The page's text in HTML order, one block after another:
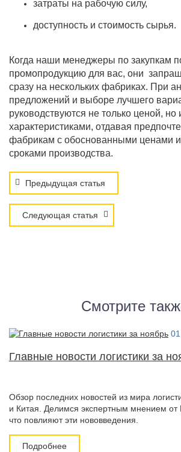
затраты на рабочую силу,
доступность и стоимость сырья.
Когда наши менеджеры по закупкам
промопродукцию для вас, они
сразу на нескольких фабриках. При
предложений и выборе лучшего
руководствуются не только ценой, но
характеристиками, отдавая
фабрикам с обоснованными ценами
сроками производства.
Предыдущая статья
Следующая статья
Смотрите
Главные новости логистики за
Обзор последних новостей из мира
и Китая. Делимся экспертным мнением от
что повлияют эти нововведения.
Подробнее